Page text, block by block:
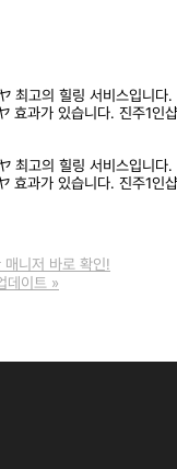
고의 힐링 서비스입니
과가 있습니다. 진주1
고의 힐링 서비스입니
과가 있습니다. 진주1
니저 바로 확인!
데이트 »